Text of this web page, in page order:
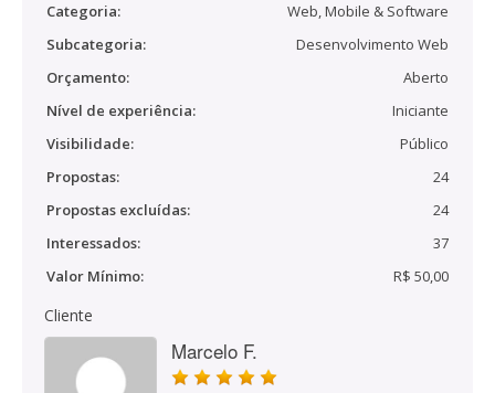
Categoria:
Web, Mobile & Software
Subcategoria:
Desenvolvimento Web
Orçamento:
Aberto
Nível de experiência:
Iniciante
Visibilidade:
Público
Propostas:
24
Propostas excluídas:
24
Interessados:
37
Valor Mínimo:
R$ 50,00
Cliente
Marcelo F.